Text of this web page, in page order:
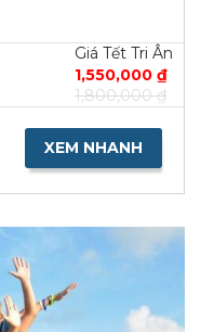
Giá Tết Tri Ân
1,550,000 ₫
1,800,000 ₫
XEM NHANH